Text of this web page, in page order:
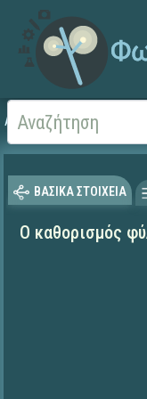
Αρχική
ΒΑΣΙΚΑ ΣΤΟΙΧΕΙΑ
Ο καθορισμός